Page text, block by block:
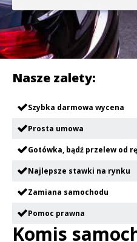
Nasze zalety:
Szybka darmowa wycena
Prosta umowa
Gotówka, bądź przelew od
Najlepsze stawki na rynku
Zamiana samochodu
Pomoc prawna
Komis